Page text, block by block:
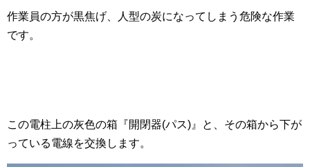
作業員の方が黒焦げ、人型の炭になってしまう危険な作業
です。
この電柱上の灰色の箱『開閉器(パス)』と、その箱から下が
っている電線を交換します。